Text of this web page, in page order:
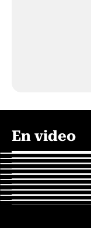
En video